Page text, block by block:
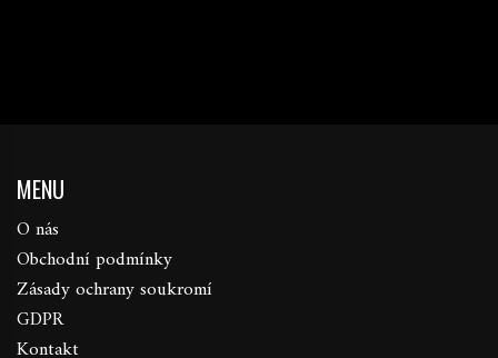
MENU
O nás
Obchodní podmínky
Zásady ochrany soukromí
GDPR
Kontakt